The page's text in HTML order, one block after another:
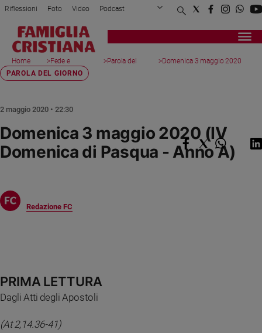
Attualità
Italia
Cronaca
Mondo
Legalità
e
Interviste
Chiesa
spiritualità
Riflessioni Foto Video Podcast
Privacy Policy Chi siamo
Registrati Redazione
Home
page
>Fede e
spiritualità
>Parola del
>Domenica 3 maggio 2020
PAROLA DEL GIORNO
Domenica 3 maggio 2020 (IV
Domenica di Pasqua - Anno A)
Redazione FC
2 maggio 2020 • 22:30
PRIMA LETTURA
Dagli Atti degli Apostoli
(At 2,14.36-41)